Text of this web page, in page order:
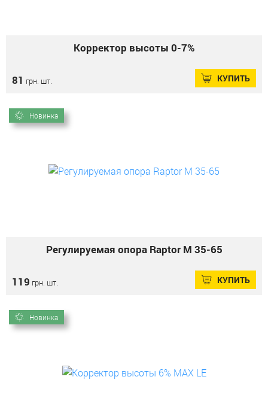
Корректор высоты 0-7%
81 грн. шт. КУПИТЬ
Новинка
Регулируемая опора Raptor М 35-65
119 грн. шт. КУПИТЬ
Новинка